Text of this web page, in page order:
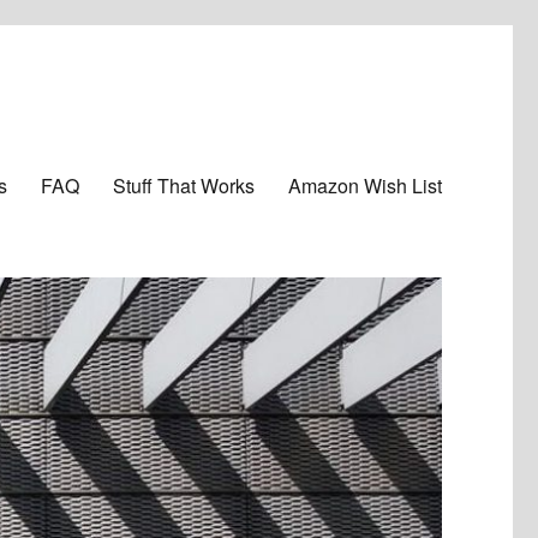
FAQ Stuff That Works Amazon Wish List